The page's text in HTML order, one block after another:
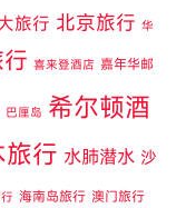
旅行 北京旅行 华
喜来登酒店 嘉年华邮
巴厘岛 希尔顿酒
旅行 水肺潜水 沙
海南岛旅行 澳门旅行